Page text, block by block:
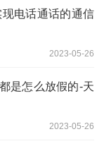
电话通话的通信
2023-05-26
是怎么放假的-天
2023-05-26